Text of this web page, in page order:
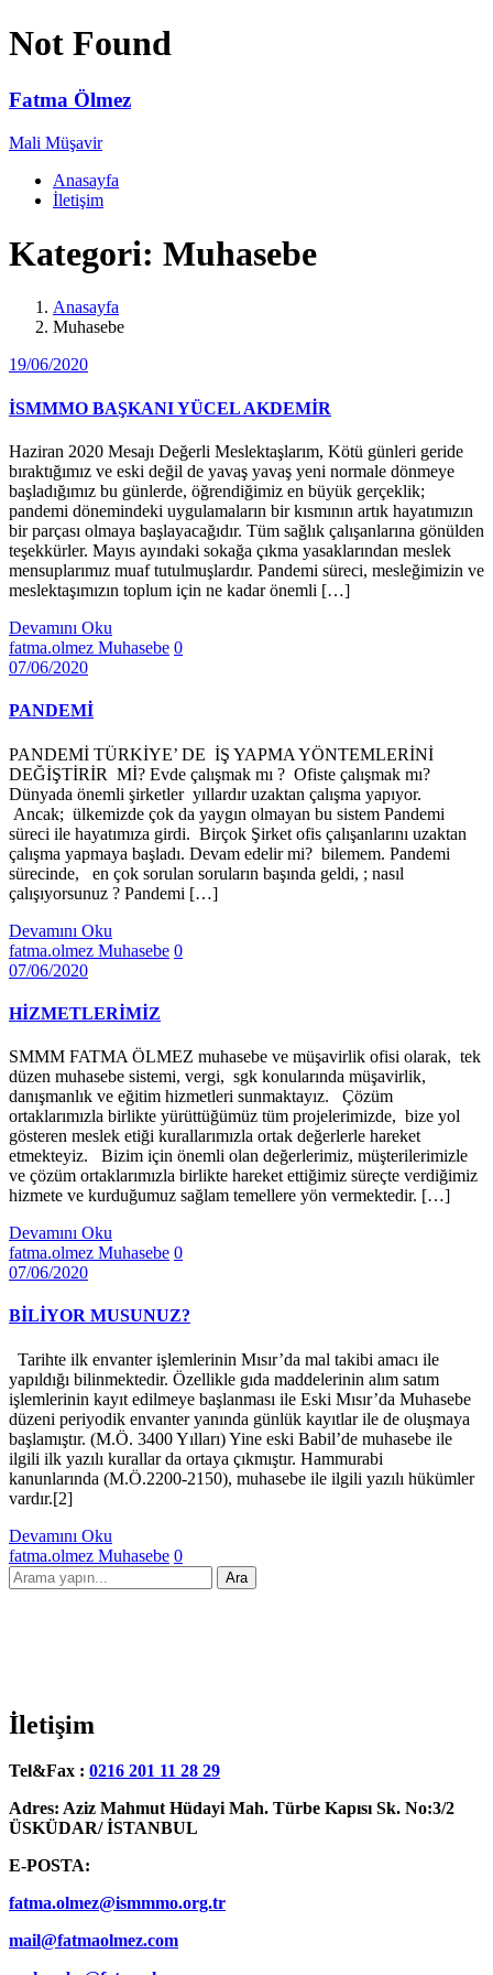
Not Found
Fatma Ölmez
Mali Müşavir
Anasayfa
İletişim
Kategori: Muhasebe
Anasayfa
Muhasebe
19/06/2020
İSMMMO BAŞKANI YÜCEL AKDEMİR
Haziran 2020 Mesajı Değerli Meslektaşlarım, Kötü günleri geride
bıraktığımız ve eski değil de yavaş yavaş yeni normale dönmeye
başladığımız bu günlerde, öğrendiğimiz en büyük gerçeklik;
pandemi dönemindeki uygulamaların bir kısmının artık hayatımızın
bir parçası olmaya başlayacağıdır. Tüm sağlık çalışanlarına gönülden
teşekkürler. Mayıs ayındaki sokağa çıkma yasaklarından meslek
mensuplarımız muaf tutulmuşlardır. Pandemi süreci, mesleğimizin ve
meslektaşımızın toplum için ne kadar önemli […]
Devamını Oku
fatma.olmez Muhasebe 0
07/06/2020
PANDEMİ
PANDEMİ TÜRKİYE’ DE İŞ YAPMA YÖNTEMLERİNİ
DEĞİŞTİRİR Mİ? Evde çalışmak mı ? Ofiste çalışmak mı?
Dünyada önemli şirketler yıllardır uzaktan çalışma yapıyor.
Ancak; ülkemizde çok da yaygın olmayan bu sistem Pandemi
süreci ile hayatımıza girdi. Birçok Şirket ofis çalışanlarını uzaktan
çalışma yapmaya başladı. Devam edelir mi? bilemem. Pandemi
sürecinde, en çok sorulan soruların başında geldi, ; nasıl
çalışıyorsunuz ? Pandemi […]
Devamını Oku
fatma.olmez Muhasebe 0
07/06/2020
HİZMETLERİMİZ
SMMM FATMA ÖLMEZ muhasebe ve müşavirlik ofisi olarak, tek
düzen muhasebe sistemi, vergi, sgk konularında müşavirlik,
danışmanlık ve eğitim hizmetleri sunmaktayız. Çözüm
ortaklarımızla birlikte yürüttüğümüz tüm projelerimizde, bize yol
gösteren meslek etiği kurallarımızla ortak değerlerle hareket
etmekteyiz. Bizim için önemli olan değerlerimiz, müşterilerimizle
ve çözüm ortaklarımızla birlikte hareket ettiğimiz süreçte verdiğimiz
hizmete ve kurduğumuz sağlam temellere yön vermektedir. […]
Devamını Oku
fatma.olmez Muhasebe 0
07/06/2020
BİLİYOR MUSUNUZ?
Tarihte ilk envanter işlemlerinin Mısır’da mal takibi amacı ile
yapıldığı bilinmektedir. Özellikle gıda maddelerinin alım satım
işlemlerinin kayıt edilmeye başlanması ile Eski Mısır’da Muhasebe
düzeni periyodik envanter yanında günlük kayıtlar ile de oluşmaya
başlamıştır. (M.Ö. 3400 Yılları) Yine eski Babil’de muhasebe ile
ilgili ilk yazılı kurallar da ortaya çıkmıştır. Hammurabi
kanunlarında (M.Ö.2200-2150), muhasebe ile ilgili yazılı hükümler
vardır.[2]
Devamını Oku
fatma.olmez Muhasebe 0
İletişim
Tel&Fax : 0216 201 11 28 29
Adres: Aziz Mahmut Hüdayi Mah. Türbe Kapısı Sk. No:3/2
ÜSKÜDAR/ İSTANBUL
E-POSTA:
fatma.olmez@ismmmo.org.tr
mail@fatmaolmez.com